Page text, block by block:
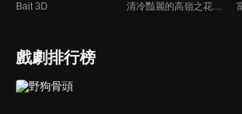
Bait 3D 清冷豔麗的高嶺之花江時淺在遭受霸淩、暴力等一系列事件後，華麗蛻變逆襲歸來，用一場精心策劃強勢開啟自己的復仇之路，最終收穫內心救贖與愛情的故事。
戲劇排行榜